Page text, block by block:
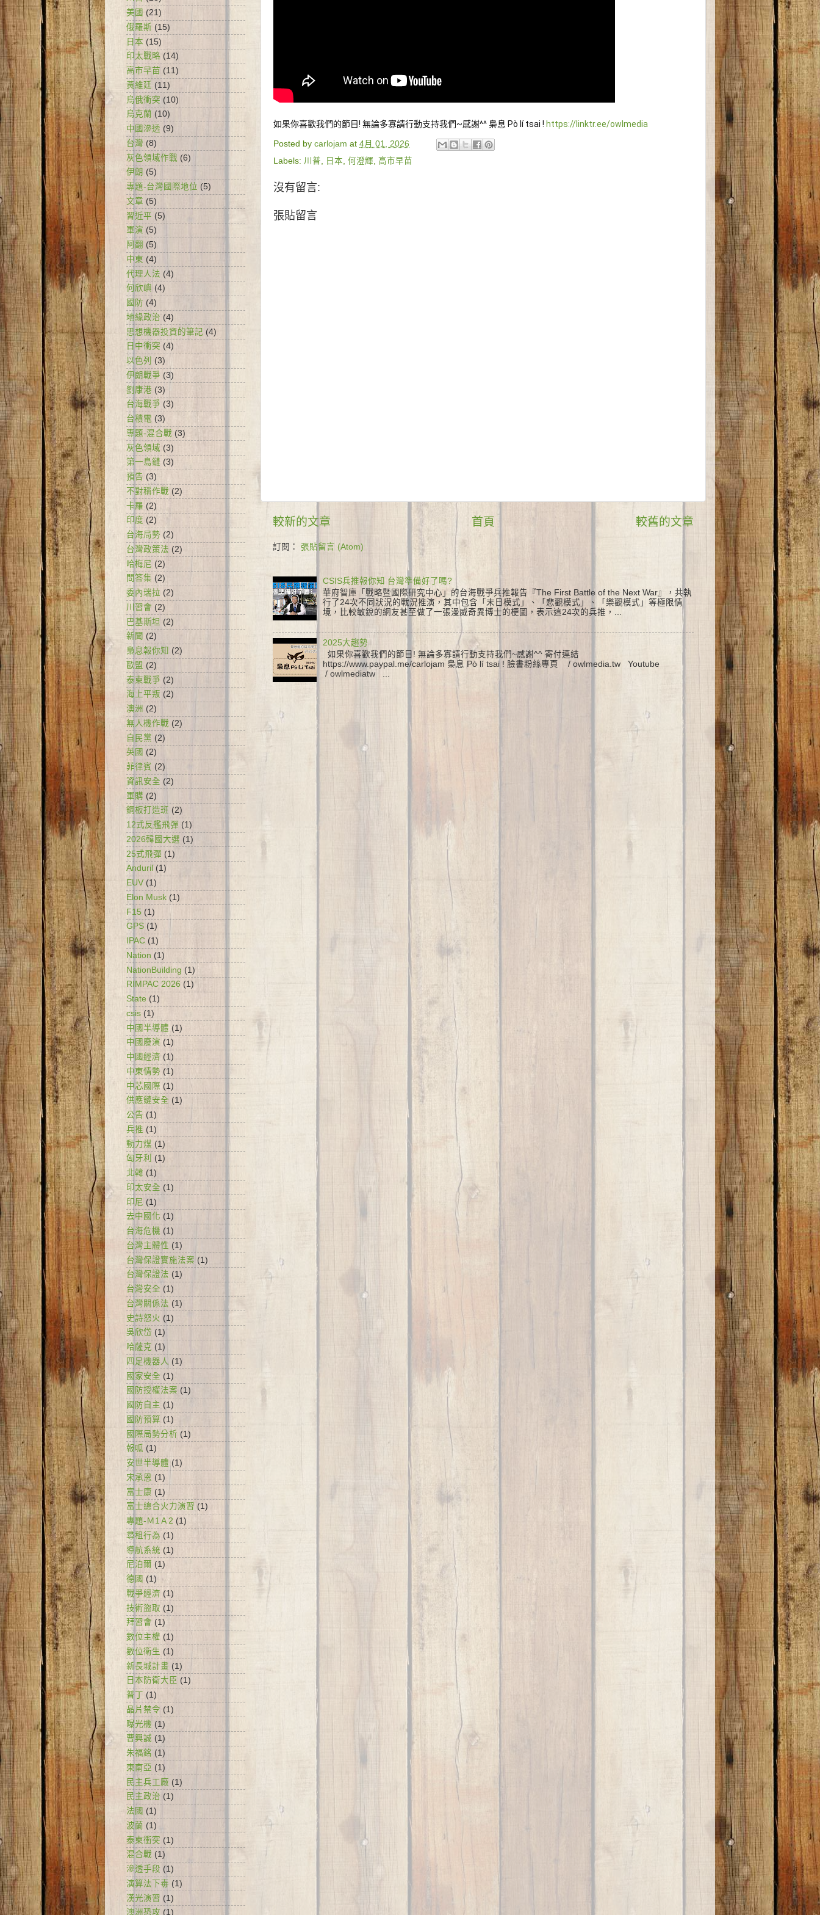
如果你喜歡我們的節目! 無論多寡請行動支持我們~感謝^^ 梟息 Pò lí tsai ! https://linktr.ee/owlmedia
Posted by carlojam at 4月 01, 2026
Labels: 川普 日本 何澄輝 高市早苗
沒有留言:
張貼留言
較新的文章 較舊的文章
首頁
訂閱： 張貼留言 (Atom)
CSIS兵推報你知 台灣準備好了嗎?
華府智庫「戰略暨國際研究中心」的台海戰爭兵推報告『The First Battle of the Next War』，共執
行了24次不同狀況的戰況推演，其中包含「末日模式」、「悲觀模式」、「樂觀模式」等極限情
境，比較敏銳的網友甚至做了一張漫威奇異博士的梗圖，表示這24次的兵推，...
2025大趨勢
如果你喜歡我們的節目! 無論多寡請行動支持我們~感謝^^ 寄付連結
https://www.paypal.me/carlojam 梟息 Pò lí tsai ! 臉書粉絲專頁 / owlmedia.tw Youtube
/ owlmediatw ...
美國 (21)
俄羅斯 (15)
日本 (15)
印太戰略 (14)
高市早苗 (11)
黃維廷 (11)
烏俄衝突 (10)
烏克蘭 (10)
中國滲透 (9)
台灣 (8)
灰色領域作戰 (6)
伊朗 (5)
專題-台灣國際地位 (5)
文章 (5)
習近平 (5)
軍演 (5)
阿翻 (5)
中東 (4)
代理人法 (4)
何欣嶼 (4)
國防 (4)
地緣政治 (4)
思想機器投資的筆記 (4)
日中衝突 (4)
以色列
(3)
伊朗戰爭 (3)
劉康港 (3)
台海戰爭 (3)
台積電 (3)
專題-混合戰 (3)
灰色領域 (3)
第一島鏈 (3)
預告 (3)
不對稱作戰 (2)
卡羅 (2)
印度 (2)
台海局勢 (2)
台灣政策法 (2)
哈梅尼 (2)
問答集 (2)
委內瑞拉 (2)
川習會 (2)
巴基斯坦 (2)
新聞 (2)
梟息報你知 (2)
歐盟 (2)
泰柬戰爭 (2)
海上平叛 (2)
澳洲 (2)
無人機作戰 (2)
自民黨 (2)
英國 (2)
菲律賓 (2)
資訊安全 (2)
軍購 (2)
鋼板打造班 (2)
12式反艦飛彈 (1)
2026韓國大選 (1)
25式飛彈 (1)
Anduril (1)
EUV (1)
Elon Musk (1)
F15 (1)
GPS (1)
IPAC (1)
Nation (1)
NationBuilding (1)
RIMPAC 2026 (1)
State (1)
csis (1)
中國半導體 (1)
中國廢演 (1)
中國經濟 (1)
中東情勢 (1)
中芯國際 (1)
供應鏈安全 (1)
公告 (1)
兵推 (1)
動力煤 (1)
匈牙利
(1)
北韓 (1)
印太安全 (1)
印尼 (1)
去中國化 (1)
台海危機 (1)
台灣主體性 (1)
台灣保證實施法案 (1)
台灣保證法 (1)
台灣安全 (1)
台灣關係法 (1)
史詩怒火 (1)
吳欣岱 (1)
哈薩克 (1)
四足機器人 (1)
國家安全 (1)
國防授權法案 (1)
國防自主 (1)
國防預算 (1)
國際局勢分析 (1)
報呱 (1)
安世半導體 (1)
宋承恩 (1)
富士康 (1)
富士總合火力演習 (1)
專題-Ｍ1Ａ2 (1)
尋租行為 (1)
導航系統 (1)
尼泊爾 (1)
德國 (1)
戰爭經濟 (1)
技術盜取 (1)
拜習會 (1)
數位主權 (1)
數位衛生 (1)
新長城計畫 (1)
日本防衛大臣 (1)
普丁 (1)
晶片禁令 (1)
曝光機 (1)
曹興誠 (1)
朱福銘 (1)
東南亞 (1)
民主兵工廠 (1)
民主政治 (1)
法國 (1)
波蘭 (1)
泰柬衝突 (1)
混合戰 (1)
滲透手段 (1)
演算法下毒 (1)
漢光演習 (1)
澳洲恐攻 (1)